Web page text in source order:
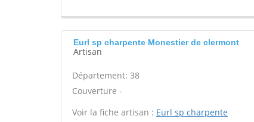
Eurl sp charpente Monestier de clermont
Artisan
Département: 38
Couverture -
Voir la fiche artisan : Eurl sp charpente